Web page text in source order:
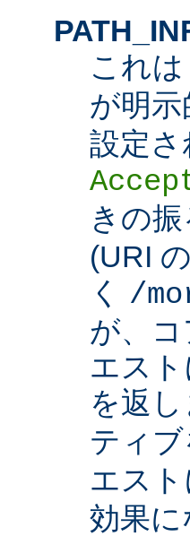
これは
が明示
設定
きの振
(URI
く /
が、
エス
を返し
ティ
エス
効果に